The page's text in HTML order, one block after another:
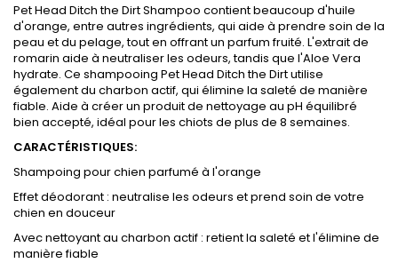
Pet Head Ditch the Dirt Shampoo contient beaucoup d'huile
d'orange, entre autres ingrédients, qui aide à prendre soin de la
peau et du pelage, tout en offrant un parfum fruité. L'extrait de
romarin aide à neutraliser les odeurs, tandis que l'Aloe Vera
hydrate. Ce shampooing Pet Head Ditch the Dirt utilise
également du charbon actif, qui élimine la saleté de manière
fiable. Aide à créer un produit de nettoyage au pH équilibré
bien accepté, idéal pour les chiots de plus de 8 semaines.
CARACTÉRISTIQUES:
Shampoing pour chien parfumé à l'orange
Effet déodorant : neutralise les odeurs et prend soin de votre
chien en douceur
Avec nettoyant au charbon actif : retient la saleté et l'élimine de
manière fiable